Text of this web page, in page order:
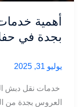
أهمية
بجدة في
يوليو 31, 2025
خدمات نقل دبش
العروس بجدة من